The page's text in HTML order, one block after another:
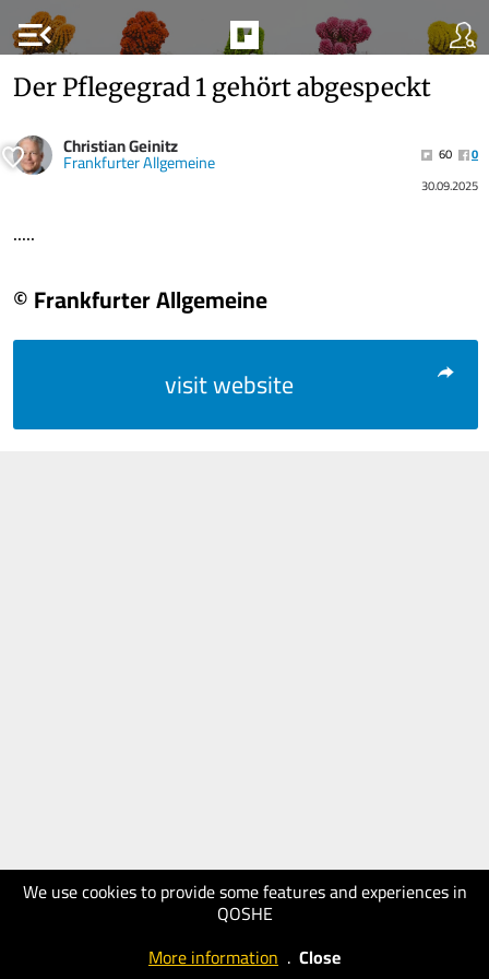
menu_open
We use cookies to provide some features and experiences in
QOSHE
More information . Close
Der Pflegegrad 1 gehört abgespeckt
Christian Geinitz
Frankfurter Allgemeine 60
0
30.09.2025
.....
© Frankfurter Allgemeine
visit website